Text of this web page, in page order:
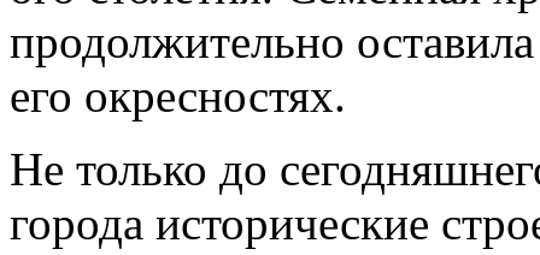
продолжительно
его окресностях.
Не только до
города исторические